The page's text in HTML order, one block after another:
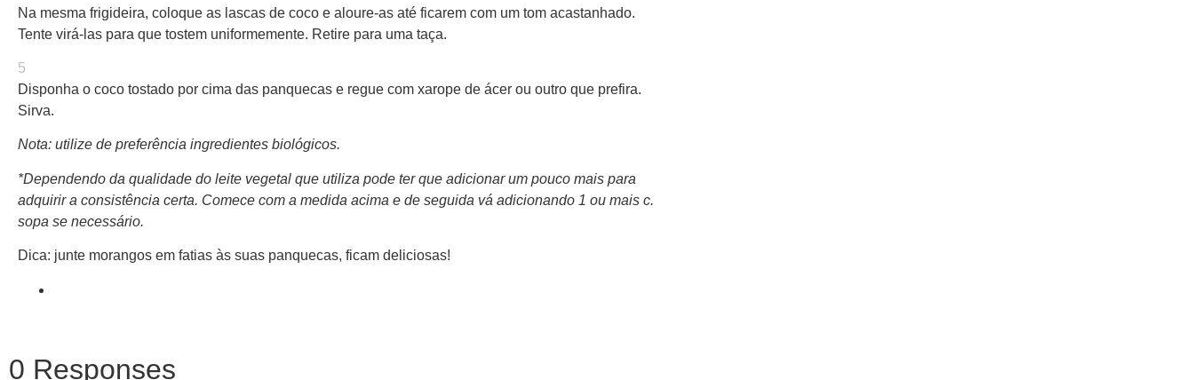
Na mesma frigideira, coloque as lascas de coco e aloure-as até ficarem com um tom acastanhado.
Tente virá-las para que tostem uniformemente. Retire para uma taça.
5
Disponha o coco tostado por cima das panquecas e regue com xarope de ácer ou outro que prefira.
Sirva.
Nota: utilize de preferência ingredientes biológicos.
*Dependendo da qualidade do leite vegetal que utiliza pode ter que adicionar um pouco mais para
adquirir a consistência certa. Comece com a medida acima e de seguida vá adicionando 1 ou mais c.
sopa se necessário.
Dica: junte morangos em fatias às suas panquecas, ficam deliciosas!
0 Responses